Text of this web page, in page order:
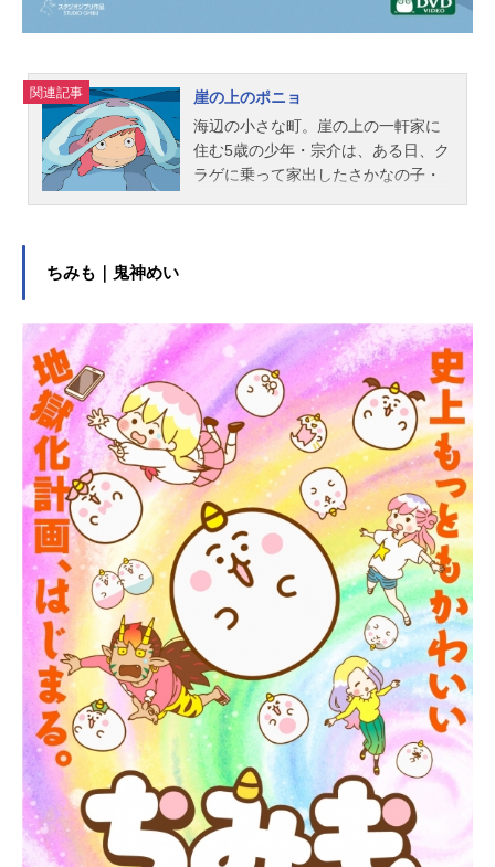
関連記事
崖の上のポニョ
海辺の小さな町。崖の上の一軒家に
住む5歳の少年・宗介は、ある日、ク
ラゲに乗って家出したさかなの子・
ってあげるからね」しかし、かつて
人間を辞め、海の住人となった父・
フジモトによって、ポニョは海の中
へと連れ戻されてしまう。人間にな
りたい!ポニョは、妹たちの力を借り
て父の魔法を盗み出し、再び宗介の
いる人間の世界を目指す。危険な力
を持つ生命の水がまき散らされた。
海はふくれあがり、嵐が巻き起こ
り、妹たちは巨大な水魚に変身し
て、宗介のいる崖へ、大津波となっ
て押し寄せる。海の世界の混乱は、
宗介たちが暮らす町をまるごと飲み
込み、海の中へと沈めてしまう―。
作品名崖の上のポニョ放送形態劇場
版アニメシリーズスタジオジブリス
ケジュール2008年7月19日（土）キ
ャストポニョ：奈良柚莉愛（神月柚
莉愛）宗介：土井洋輝リサ：山口智
子耕一：長嶋一茂グランマンマー
レ：天海祐希フジモト：所ジョージ
婦人：柊瑠美ポニョのいもうと達：
矢野顕子トキ：吉行和子ヨシエ：奈
ちみも｜鬼神めい